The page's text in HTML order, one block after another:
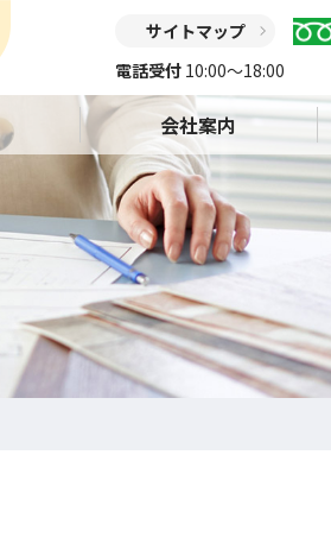
サイトマップ
電話受付 10:00〜18:00
会社案内